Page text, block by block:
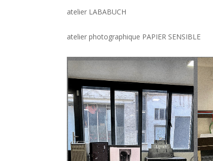
atelier LABABUCH
atelier photographique PAPIER SENSIBLE